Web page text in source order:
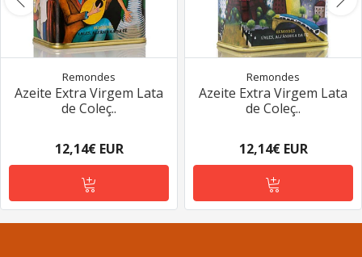
Remondes
Azeite Extra Virgem Lata
de Coleç..
12,14€ EUR
Remondes
Azeite Extra Virgem Lata
de Coleç..
12,14€ EUR